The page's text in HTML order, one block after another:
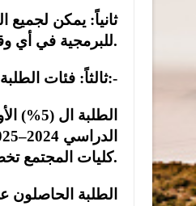
ثانياً: يمكن لجميع
للبرمجية في أي.
ثالثاً: فئات:-
الطلبة ال (5
%)
الدراسي2024
–
كليات المجتمع.
الطلبة